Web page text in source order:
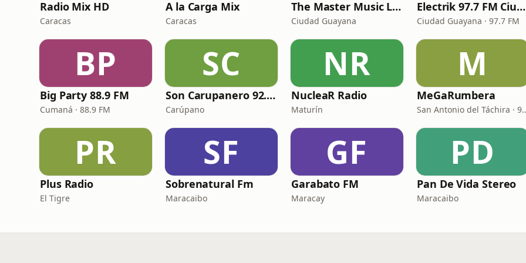
Radio Mix HD
Caracas
A la Carga Mix
Caracas
The Master Music La Estacion Maestra
Ciudad Guayana
Electrik 97.7 FM Ciudad Guayana
Ciudad Guayana · 97.7 FM
BP
Big Party 88.9 FM
Cumaná · 88.9 FM
SC
Son Carupanero 92.5 \"Tu Radio Online\"
Carúpano
NR
NucleaR Radio
Maturín
M
MeGaRumbera
San Antonio
PR
Plus Radio
El Tigre
SF
Sobrenatural Fm
Maracaibo
GF
Garabato FM
Maracay
PD
Pan De Vida Stereo
Maracaibo